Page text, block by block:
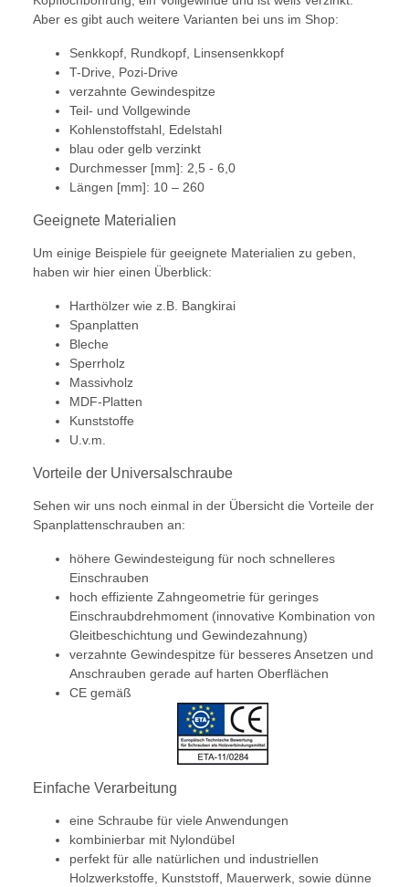
Aber es gibt auch weitere Varianten bei uns im Shop:
Senkkopf, Rundkopf, Linsensenkkopf
T-Drive, Pozi-Drive
verzahnte Gewindespitze
Teil- und Vollgewinde
Kohlenstoffstahl, Edelstahl
blau oder gelb verzinkt
Durchmesser [mm]: 2,5 - 6,0
Längen [mm]: 10 – 260
Geeignete Materialien
Um einige Beispiele für geeignete Materialien zu geben,
haben wir hier einen Überblick:
Harthölzer wie z.B. Bangkirai
Spanplatten
Bleche
Sperrholz
Massivholz
MDF-Platten
Kunststoffe
U.v.m.
Vorteile der Universalschraube
Sehen wir uns noch einmal in der Übersicht die Vorteile der
Spanplattenschrauben an:
höhere Gewindesteigung für noch schnelleres
Einschrauben
hoch effiziente Zahngeometrie für geringes
Einschraubdrehmoment (innovative Kombination von
Gleitbeschichtung und Gewindezahnung)
verzahnte Gewindespitze für besseres Ansetzen und
Anschrauben gerade auf harten Oberflächen
CE gemäß
Einfache Verarbeitung
eine Schraube für viele Anwendungen
kombinierbar mit Nylondübel
perfekt für alle natürlichen und industriellen
Holzwerkstoffe, Kunststoff, Mauerwerk, sowie dünne